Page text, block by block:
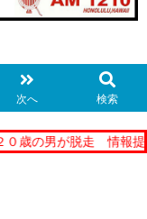
次へ 検索
歳の男が脱走 情報提供